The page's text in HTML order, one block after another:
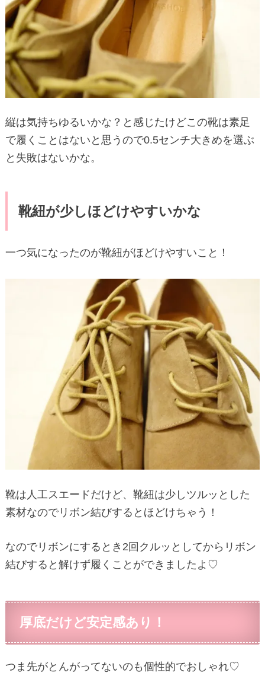
縦は気持ちゆるいかな？と感じたけどこの靴は素足
で履くことはないと思うので0.5センチ大きめを選ぶ
と失敗はないかな。
靴紐が少しほどけやすいかな
一つ気になったのが靴紐がほどけやすいこと！
靴は人工スエードだけど、靴紐は少しツルッとした
素材なのでリボン結びするとほどけちゃう！
なのでリボンにするとき2回クルッとしてからリボン
結びすると解けず履くことができましたよ♡
厚底だけど安定感あり！
つま先がとんがってないのも個性的でおしゃれ♡